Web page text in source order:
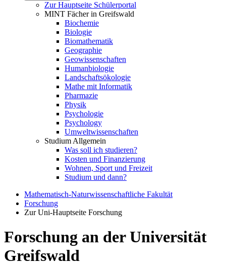
Zur Hauptseite Schülerportal
MINT Fächer in Greifswald
Biochemie
Biologie
Biomathematik
Geographie
Geowissenschaften
Humanbiologie
Landschaftsökologie
Mathe mit Informatik
Pharmazie
Physik
Psychologie
Psychology
Umweltwissenschaften
Studium Allgemein
Was soll ich studieren?
Kosten und Finanzierung
Wohnen, Sport und Freizeit
Studium und dann?
Mathematisch-Naturwissenschaftliche Fakultät
Forschung
Zur Uni-Hauptseite Forschung
Forschung an der Universität
Greifswald